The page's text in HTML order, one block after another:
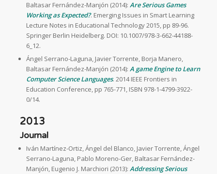
Baltasar Fernández-Manjón (2014): Are Serious Games
Working as Expected?. Emerging Issues in Smart Learning
Lecture Notes in Educational Technology 2015, pp 89-96.
Springer Berlin Heidelberg. DOI: 10.1007/978-3-662-44188-
6_12.
Ángel Serrano-Laguna, Javier Torrente, Borja Manero,
Baltasar Fernández-Manjón (2014): A game Engine to Learn
Computer Science Languages. 2014 IEEE Frontiers in
Education Conference, pp 765-771, ISBN 978-1-4799-3922-
0/14.
2013
Journal
Iván Martínez-Ortiz, Ángel del Blanco, Javier Torrente, Ángel
Serrano-Laguna, Pablo Moreno-Ger, Baltasar Fernández-
Manjón, Eugenio J. Marchiori (2013): Addressing Serious